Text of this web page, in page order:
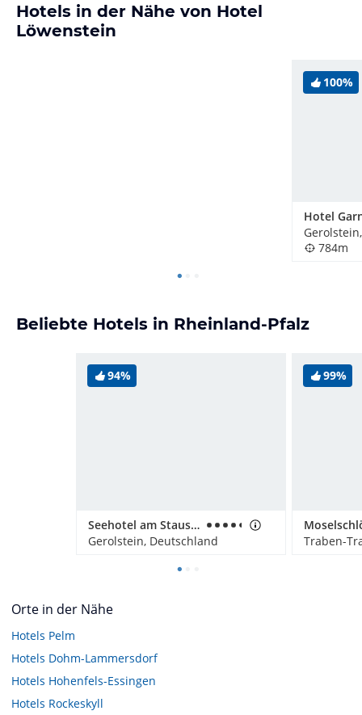
Hotels in der Nähe von Hotel
Löwenstein
100%
784m
Beliebte Hotels in Rheinland-Pfalz
94%
Seehotel am Stausee
Gerolstein, Deutschland
99%
Traben-
Orte in der Nähe
Hotels Pelm
Hotels Dohm-Lammersdorf
Hotels Hohenfels-Essingen
Hotels Rockeskyll